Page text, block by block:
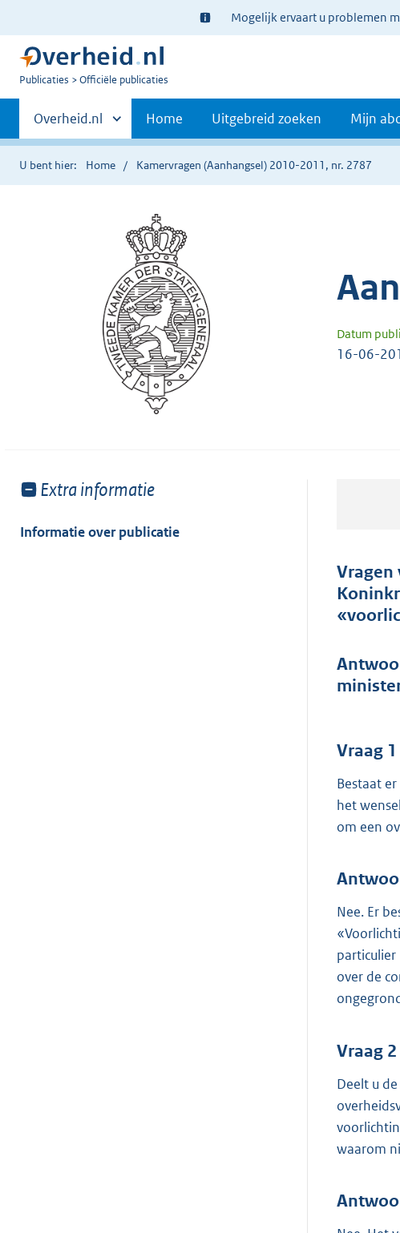
Ter
informatie:
Mogelijk ervaart u problemen
U
Publicaties Officiële publicaties
Primaire
navigatie
Andere
sites
binnen
Overheid.nl Home Uitgebreid zoeken Mijn
U bent hier: Home Kamervragen (Aanhangsel) 2010-2011, nr. 2787
Datum
16-06-
Toon
van:
Extra informatie
Informatie over publicatie
Vragen
Vraag 1
Bestaat
het
om een
Nee. Er
over de
Vraag 2
Deelt u
waarom